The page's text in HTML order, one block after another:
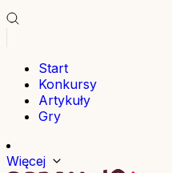
Start
Konkursy
Artykuły
Gry
Więcej